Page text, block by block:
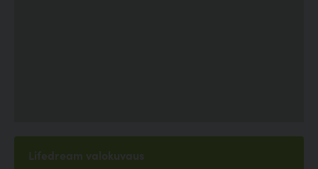
Lifedream valokuvaus